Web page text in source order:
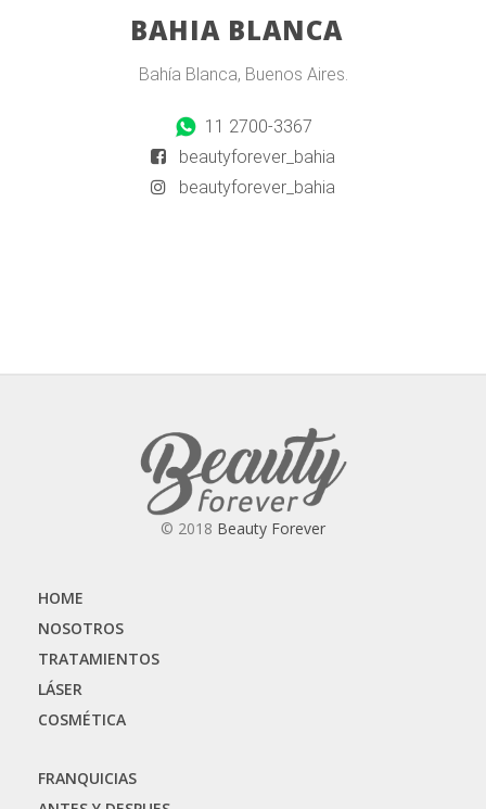
BAHIA BLANCA
Bahía Blanca, Buenos Aires.
11 2700-3367
beautyforever_bahia
beautyforever_bahia
© 2018 Beauty Forever
HOME
NOSOTROS
TRATAMIENTOS
LÁSER
COSMÉTICA
FRANQUICIAS